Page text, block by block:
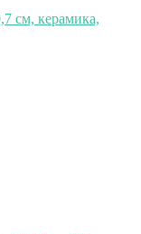
см, керамика,